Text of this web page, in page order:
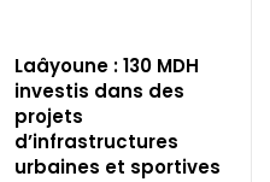
Laâyoune : 130 MDH
investis dans des
projets
d’infrastructures
urbaines et sportives